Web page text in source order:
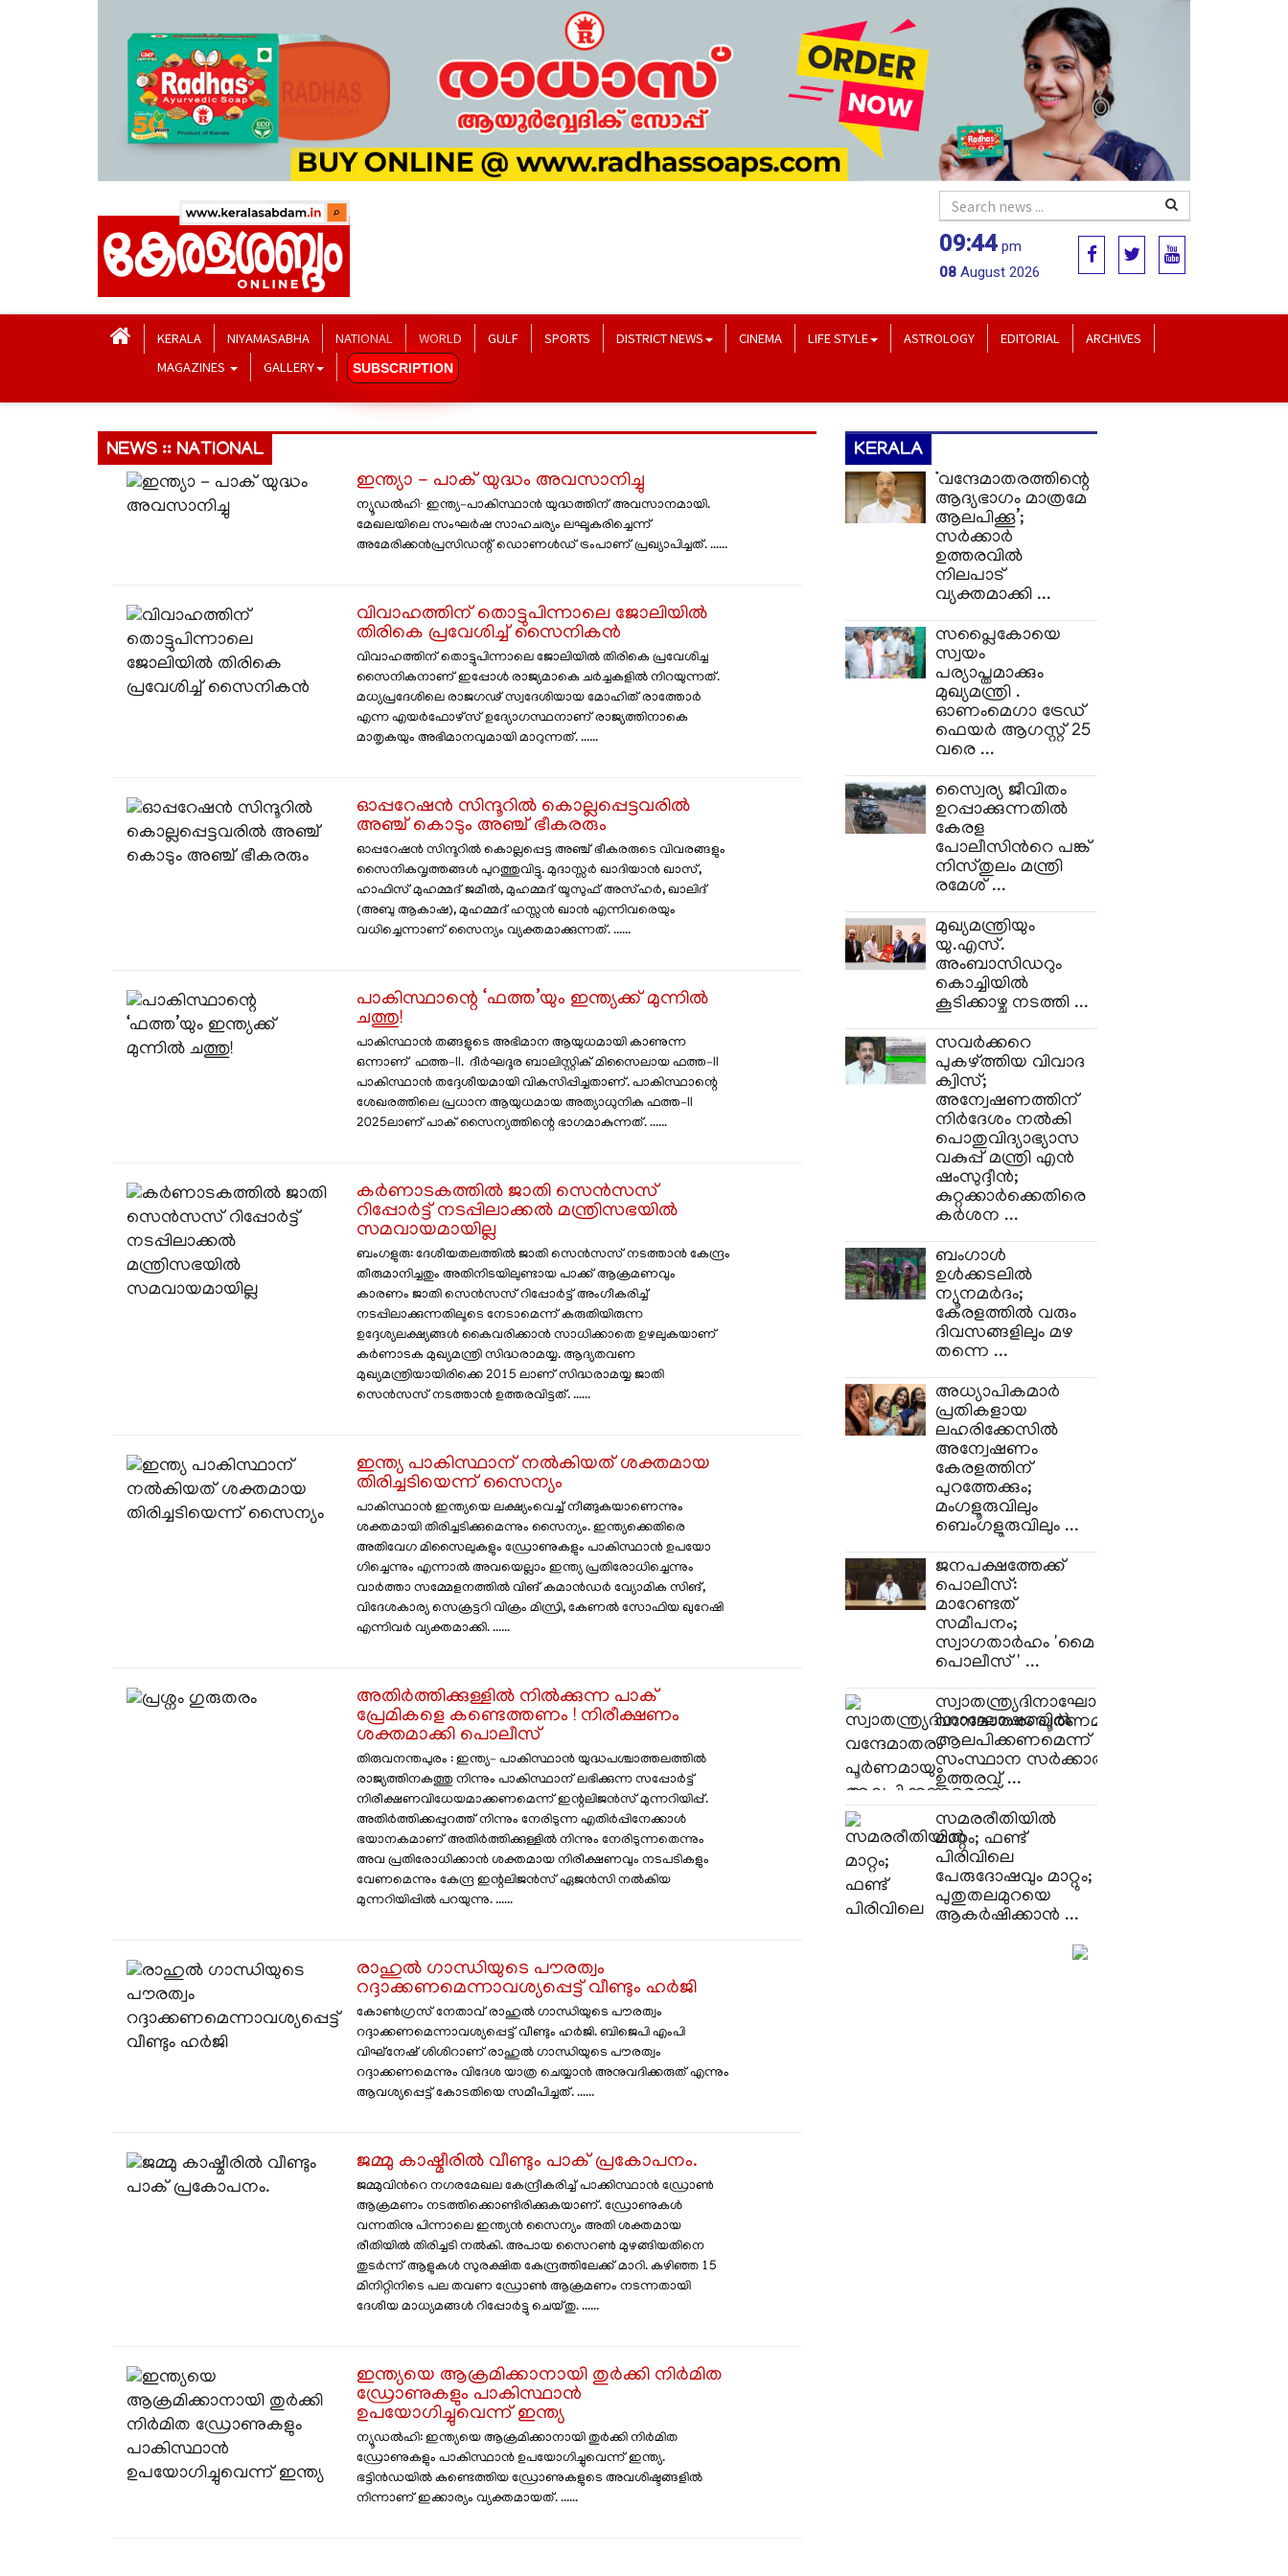
09:44 pm
08August 2026
KERALA NIYAMASABHA NATIONAL WORLD GULF SPORTS DISTRICT NEWS CINEMA LIFE STYLE ASTROLOGY EDITORIAL
ARCHIVES
MAGAZINES
GALLERY SUBSCRIPTION
NEWS :: NATIONAL
ഇന്ത്യാ - പാക് യുദ്ധം അവസാനിച്ചു
ന്യൂ‍ഡൽഹി∙ ഇന്ത്യ–പാകിസ്ഥാൻ യുദ്ധത്തിന് അവസാനമായി.
മേഖലയിലെ സംഘർഷ സാഹചര്യം ലഘൂകരിച്ചെന്ന്
അമേരിക്കൻപ്രസിഡന്റ് ഡൊണൾഡ് ട്രംപാണ് പ്രഖ്യാപിച്ചത്. ......
വിവാഹത്തിന് തൊട്ടുപിന്നാലെ ജോലിയിൽ
തിരികെ പ്രവേശിച്ച് സൈനികൻ
വിവാഹത്തിന് തൊട്ടുപിന്നാലെ ജോലിയിൽ തിരികെ പ്രവേശിച്ച
സൈനികനാണ് ഇപ്പോൾ രാജ്യമാകെ ചർച്ചകളിൽ നിറയുന്നത്.
മധ്യപ്രദേശിലെ രാജഗഢ് സ്വദേശിയായ മോഹിത് രാത്തോർ
എന്ന എയർഫോഴ്സ് ഉദ്യോ​ഗസ്ഥനാണ് രാജ്യത്തിനാകെ
മാതൃകയും അഭിമാനവുമായി മാറുന്നത്. ......
ഓപ്പറേഷൻ സിന്ദൂറിൽ കൊല്ലപ്പെട്ടവരിൽ
അഞ്ച് കൊടും അഞ്ച് ഭീകരരും
ഓപ്പറേഷൻ സിന്ദൂറിൽ കൊല്ലപ്പെട്ട അഞ്ച് ഭീകരരുടെ വിവരങ്ങളും
സൈനികവൃത്തങ്ങൾ പുറത്തുവിട്ടു. മുദാസ്സർ ഖാദിയാൻ ഖാസ്,
ഹാഫിസ് മുഹമ്മദ് ജമീൽ, മുഹമ്മദ് യൂസുഫ് അസ്ഹർ, ഖാലിദ്
(അബു ആകാഷ), മുഹമ്മദ് ഹസ്സൻ ഖാൻ എന്നിവരെയും
വധിച്ചെന്നാണ് സൈന്യം വ്യക്തമാക്കുന്നത്. ......
പാകിസ്ഥാന്റെ ‘ഫത്ത’യും ഇന്ത്യക്ക് മുന്നിൽ
ചത്തു!
പാകിസ്ഥാൻ തങ്ങളുടെ അഭിമാന ആയുധമായി കാണുന്ന
ഒന്നാണ് ഫത്ത–II. ദീർഘദൂര ബാലിസ്റ്റിക് മിസൈലായ ഫത്ത–II
പാകിസ്ഥാൻ തദ്ദേശീയമായി വികസിപ്പിച്ചതാണ്. പാകിസ്ഥാന്റെ
ശേഖരത്തിലെ പ്രധാന ആയുധമായ അത്യാധുനിക ഫത്ത–II
2025ലാണ് പാക് സൈന്യത്തിന്റെ ഭാ​ഗമാകുന്നത്. ......
കർണാടകത്തിൽ ജാതി സെൻസസ്
റിപ്പോർട്ട് നടപ്പിലാക്കൽ മന്ത്രിസഭയിൽ
സമവായമായില്ല
ബംഗളുരു: ദേശീയതലത്തിൽ ജാതി സെൻസസ് നടത്താൻ കേന്ദ്രം
തീരുമാനിച്ചതും അതിനിടയിലുണ്ടായ പാക്ക് ആക്രമണവും
കാരണം ജാതി സെൻസസ് റിപ്പോർട്ട് അംഗീകരിച്ച്
നടപ്പിലാക്കുന്നതിലൂടെ നേടാമെന്ന് കരുതിയിരുന്ന
ഉദ്ദേശ്യലക്ഷ്യങ്ങൾ കൈവരിക്കാൻ സാധിക്കാതെ ഉഴലുകയാണ്
കർണാടക മുഖ്യമന്ത്രി സിദ്ധരാമയ്യ. ആദ്യതവണ
മുഖ്യമന്ത്രിയായിരിക്കെ 2015 ലാണ് സിദ്ധരാമയ്യ ജാതി
സെൻസസ് നടത്താൻ ഉത്തരവിട്ടത്. ......
ഇന്ത്യ പാകിസ്ഥാന് നൽകിയത് ശക്തമായ
തിരിച്ചടിയെന്ന് സൈന്യം
പാകിസ്ഥാൻ ഇന്ത്യയെ ലക്ഷ്യംവെച്ച് നീങ്ങുകയാണെന്നും
ശക്തമായി തിരിച്ചടിക്കുമെന്നും സൈന്യം. ഇന്ത്യക്കെതിരെ
അതിവേഗ മിസൈലുകളും ഡ്രോണുകളും പാകിസ്ഥാൻ ഉപയോ​
ഗിച്ചെന്നും എന്നാൽ അവയെല്ലാം ഇന്ത്യ പ്രതിരോധിച്ചെന്നും
വാർത്താ സമ്മേളനത്തിൽ വിങ് കമാൻഡർ വ്യോമിക സിങ്,
വിദേശകാര്യ സെക്രട്ടറി വിക്രം മിസ്രി, കേണൽ സോഫിയ ഖുറേഷി
എന്നിവർ വ്യക്തമാക്കി. ......
അതിര്‍ത്തിക്കുള്ളിൽ നിൽക്കുന്ന പാക്
പ്രേമികളെ കണ്ടെത്തണം ! നിരീക്ഷണം
ശക്തമാക്കി പൊലീസ്
തിരുവനന്തപുരം : ഇന്ത്യ– പാകിസ്ഥാൻ യുദ്ധപശ്ചാത്തലത്തിൽ
രാജ്യത്തിനകത്തു നിന്നും പാകിസ്ഥാന് ലഭിക്കുന്ന സപ്പോര്‍ട്ട്
നിരീക്ഷണവിധേയമാക്കണമെന്ന് ഇന്റലിജൻസ് മുന്നറിയിപ്പ്.
അതിര്‍ത്തിക്കപ്പുറത്ത് നിന്നും നേരിടുന്ന എതിര്‍പ്പിനേക്കാൾ
ഭയാനകമാണ് അതിര്‍ത്തിക്കുള്ളിൽ നിന്നും നേരിടുന്നതെന്നും
അവ പ്രതിരോധിക്കാൻ ശക്തമായ നിരീക്ഷണവും നടപടികളും
വേണമെന്നും കേന്ദ്ര ഇന്റലിജൻസ് ഏജൻസി നൽകിയ
മുന്നറിയിപ്പിൽ പറയുന്നു. ......
രാഹുൽ ഗാന്ധിയുടെ പൗരത്വം
റദ്ദാക്കണമെന്നാവശ്യപ്പെട്ട് വീണ്ടും ഹർജി
കോൺഗ്രസ് നേതാവ് രാഹുൽ ഗാന്ധിയുടെ പൗരത്വം
റദ്ദാക്കണമെന്നാവശ്യപ്പെട്ട് വീണ്ടും ഹർജി. ബിജെപി എംപി
വിഘ്നേഷ് ശിശിറാണ് രാഹുൽ ​ഗാന്ധിയുടെ പൗരത്വം
റദ്ദാക്കണമെന്നും വിദേശ യാത്ര ചെയ്യാൻ അനുവദിക്കരുത് എന്നും
ആവശ്യപ്പെട്ട് കോടതിയെ സമീപിച്ചത്. ......
ജമ്മു കാഷ്മീരില്‍ വീണ്ടും പാക് പ്രകോപനം.
ജമ്മുവിന്‍റെ നഗരമേഖല കേന്ദ്രീകരിച്ച്‌ പാക്കിസ്ഥാൻ ഡ്രോണ്‍
ആക്രമണം നടത്തിക്കൊണ്ടിരിക്കുകയാണ്. ഡ്രോണുകള്‍
വന്നതിനു പിന്നാലെ ഇന്ത്യൻ സൈന്യം അതി ശക്തമായ
രീതിയില്‍ തിരിച്ചടി നല്‍കി. അപായ സൈറണ്‍ മുഴങ്ങിയതിനെ
തുടർന്ന് ആളുകള്‍ സുരക്ഷിത കേന്ദ്രത്തിലേക്ക് മാറി. കഴിഞ്ഞ 15
മിനിറ്റിനിടെ പല തവണ ഡ്രോണ്‍ ആക്രമണം നടന്നതായി
ദേശീയ മാധ്യമങ്ങള്‍ റിപ്പോർട്ടു ചെയ്തു. ......
ഇന്ത്യയെ ആക്രമിക്കാനായി തുർക്കി നിർമിത
ഡ്രോണുകളും പാകിസ്ഥാൻ
ഉപയോഗിച്ചുവെന്ന് ഇന്ത്യ
ന്യൂഡൽഹി: ഇന്ത്യയെ ആക്രമിക്കാനായി തുർക്കി നിർമിത
ഡ്രോണുകളും പാകിസ്ഥാൻ ഉപയോഗിച്ചുവെന്ന് ഇന്ത്യ.
ഭട്ടിൻഡയിൽ കണ്ടെത്തിയ ഡ്രോണുകളുടെ അവശിഷ്ടങ്ങളിൽ
നിന്നാണ് ഇക്കാര്യം വ്യക്തമായത്. ......
KERALA
‘വന്ദേമാതരത്തിന്റെ
ആദ്യഭാഗം മാത്രമേ
ആലപിക്കൂ’;
സർക്കാർ
ഉത്തരവിൽ
നിലപാട്
വ്യക്തമാക്കി ...
സപ്ലൈകോയെ
സ്വയം
പര്യാപ്തമാക്കും
മുഖ്യമന്ത്രി .
ഓണംമെഗാ ട്രേഡ്
ഫെയർ ആഗസ്റ്റ് 25
വരെ ...
സ്വൈര്യ ജീവിതം
ഉറപ്പാക്കുന്നതില്‍
കേരള
പോലീസിന്‍റെ പങ്ക്
നിസ്തുലം മന്ത്രി
രമേശ് ...
മുഖ്യമന്ത്രിയും
യു.എസ്.
അംബാസിഡറും
കൊച്ചിയിൽ
കൂടിക്കാഴ്ച നടത്തി ...
സവർക്കറെ
പുകഴ്ത്തിയ വിവാദ
ക്വിസ്;
അന്വേഷണത്തിന്
നിർദേശം നൽകി
പൊതുവിദ്യാഭ്യാസ
വകുപ്പ് മന്ത്രി എൻ
ഷംസുദ്ദീൻ;
കുറ്റക്കാർക്കെതിരെ
കർശന ...
ബംഗാൾ
ഉൾക്കടലിൽ
ന്യൂനമർദം;
കേരളത്തിൽ വരും
ദിവസങ്ങളിലും മഴ
തന്നെ ...
അധ്യാപികമാർ
പ്രതികളായ
ലഹരിക്കേസിൽ
അന്വേഷണം
കേരളത്തിന്
പുറത്തേക്കും;
മംഗളൂരുവിലും
ബെംഗളൂരുവിലും ...
ജനപക്ഷത്തേക്ക്
പൊലീസ്:
മാറേണ്ടത്
സമീപനം;
സ്വാഗതാർഹം 'മൈ
പൊലീസ്' ...
സ്വാതന്ത്ര്യദിനാഘോഷത്തിൽ
വന്ദേമാതരം പൂർണമായും
ആലപിക്കണമെന്ന്
സംസ്ഥാന സർക്കാരിന്റെ
ഉത്തരവ് ...
സമരരീതിയിൽ
മാറ്റം; ഫണ്ട്
പിരിവിലെ
പേരുദോഷവും മാറ്റും;
പുതുതലമുറയെ
ആകർഷിക്കാൻ ...